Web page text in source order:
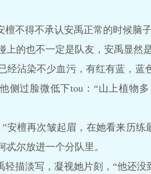
得不承认安禹正常的时候脑子
的也不一定是队友，安禹显然是
沾染不少血污，有红有蓝，蓝
侧过脸微低下tou：“山上植物
檀再次皱起眉，在她看来历练
尔放进一个分队里。
描淡写，凝视她片刻，“他还没